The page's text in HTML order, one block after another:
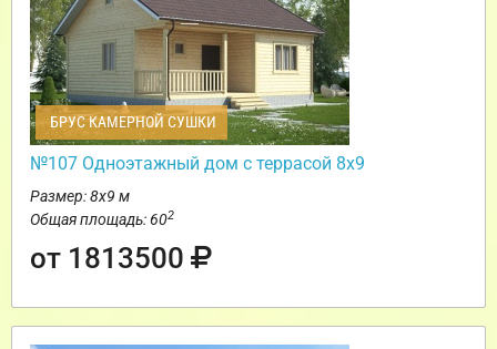
БРУС КАМЕРНОЙ СУШКИ
№107 Одноэтажный дом с террасой 8х9
Размер: 8х9 м
Общая площадь: 602
от 1813500